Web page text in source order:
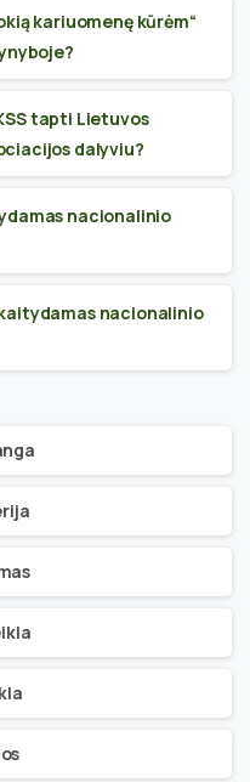
kariuomenę kūrėm“
tapti Lietuvos
dalyviu?
nacionalinio
nacionalinio